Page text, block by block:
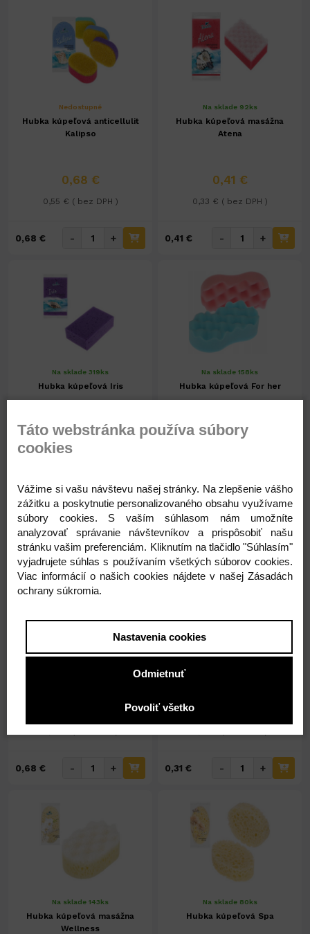
Nedostupné
Hubka kúpeľová anticellulit
Kalipso
0,68 €
0,55 € ( bez DPH )
0,68 € - +
Na sklade 92ks
Hubka kúpeľová masážna
Atena
0,41 €
0,33 € ( bez DPH )
0,41 € - +
Na sklade 319ks
Hubka kúpeľová Iris
0,28 €
0,28 € - +
Na sklade 158ks
Hubka kúpeľová For her
0,52 € - +
Hubka kúpeľová For him
0,68 € - +
Na sklade 90ks
Hubka kúpeľová detská
0,31 € - +
Na sklade 143ks
Hubka kúpeľová masážna
Wellness
Na sklade 80ks
Hubka kúpeľová Spa
Táto webstránka používa súbory
cookies
Vážime si vašu návštevu našej stránky. Na zlepšenie vášho
zážitku a poskytnutie personalizovaného obsahu využívame
súbory cookies. S vaším súhlasom nám umožníte
analyzovať správanie návštevníkov a prispôsobiť našu
stránku vašim preferenciám. Kliknutím na tlačidlo "Súhlasím"
vyjadrujete súhlas s používaním všetkých súborov cookies.
Viac informácií o našich cookies nájdete v našej Zásadách
ochrany súkromia.
Nastavenia cookies
Odmietnuť
Povoliť všetko